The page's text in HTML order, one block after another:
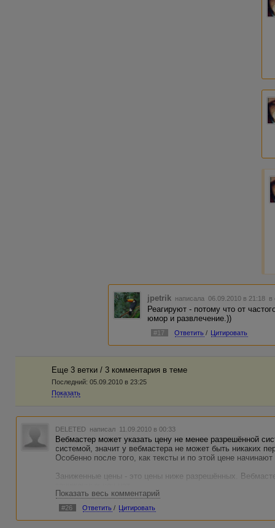
jpetrik написала 06.09.2010 в 21:18 в
Реагируют - потому что от
юмор и развлечение.))
#17 Ответить / Цитировать
Еще 3 ветки / 3 комментария в темe
Последний: 05.09.2010 в 23:25
Показать
DELETED написал 11.09.2010 в 00:33
Вебмастер может указать цену не менее разрешённой
системой, значит у вебмастера не может быть никаких
Особенно после того, как тексты и по этой цене
Заниженные цены - это цены ниже разрешённых.
А многим вебмастерам и качество текста не особо важно
Ответ прост, и его уже давали - не нравится заказ - не
Показать весь комментарий
#26 Ответить / Цитировать